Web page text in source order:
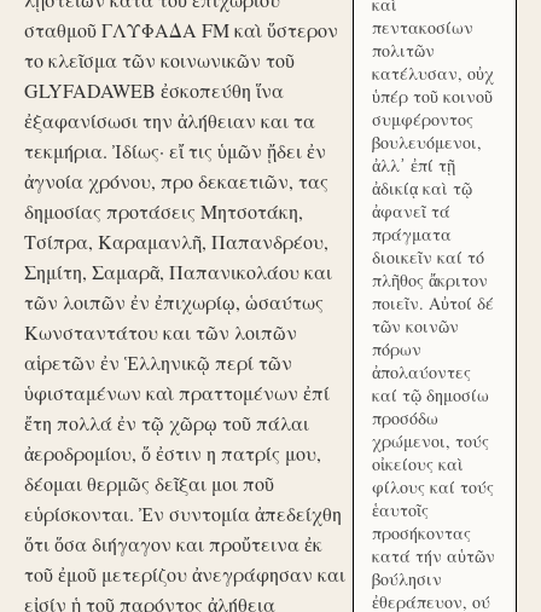
σταθμοῦ ΓΛΥΦΑΔΑ FM καὶ ὕστερον
το κλεῖσμα τῶν κοινωνικῶν τοῦ
GLYFADAWEB ἐσκοπεύθη ἵνα
ἐξαφανίσωσι την ἀλήθειαν και τα
τεκμήρια. Ἰδίως· εἴ τις ὑμῶν ᾔδει ἐν
ἀγνοία χρόνου, προ δεκαετιῶν, τας
δημοσίας προτάσεις Μητσοτάκη,
Τσίπρα, Καραμανλῆ, Παπανδρέου,
Σημίτη, Σαμαρᾶ, Παπανικολάου και
τῶν λοιπῶν ἐν ἐπιχωρίῳ, ὡσαύτως
Κωνσταντάτου και τῶν λοιπῶν
αἱρετῶν ἐν Ἑλληνικῷ περί τῶν
ὑφισταμένων καὶ πραττομένων ἐπί
ἔτη πολλά ἐν τῷ χῶρῳ τοῦ πάλαι
ἀεροδρομίου, ὅ ἐστιν η πατρίς μου,
δέομαι θερμῶς δεῖξαι μοι ποῦ
εὑρίσκονται. Ἐν συντομία ἀπεδείχθη
ὅτι ὅσα διήγαγον και προὔτεινα ἐκ
τοῦ ἐμοῦ μετερίζου ἀνεγράφησαν και
εἰσίν ἡ τοῦ παρόντος ἀλήθεια
πεντακοσίων
πολιτῶν
κατέλυσαν, οὐχ
ὑπέρ τοῦ κοινοῦ
συμφέροντος
βουλευόμενοι,
ἀλλ᾽ ἐπί τῇ
ἀδικίᾳ καὶ τῷ
ἀφανεῖ τά
πράγματα
διοικεῖν καί τό
πλῆθος ἄκριτον
ποιεῖν. Αὐτοί δέ
τῶν κοινῶν
πόρων
ἀπολαύοντες
καί τῷ δημοσίω
προσόδω
χρώμενοι, τούς
οἰκείους καὶ
φίλους καί τούς
ἑαυτοῖς
προσήκοντας
κατά τήν αὑτῶν
βούλησιν
ἐθεράπευον, ού